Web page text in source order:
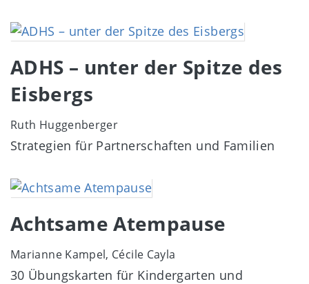
Image
ADHS – unter der Spitze des
Eisbergs
Ruth Huggenberger
Strategien für Partnerschaften und Familien
Image
Achtsame Atempause
Marianne Kampel, Cécile Cayla
30 Übungskarten für Kindergarten und